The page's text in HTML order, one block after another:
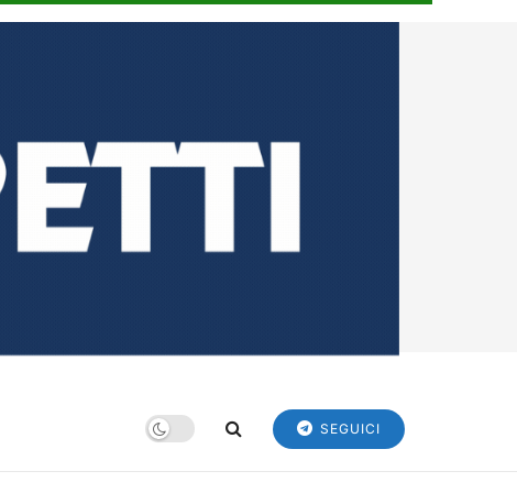
SEGUICI